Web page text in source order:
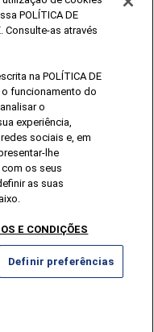
nacional
POLÍTICA DE
Consulte-as através
na POLÍTICA DE
o funcionamento do
o
experiência,
sociais e, em
lhe
os seus
as suas
E CONDIÇÕES
Definir preferências